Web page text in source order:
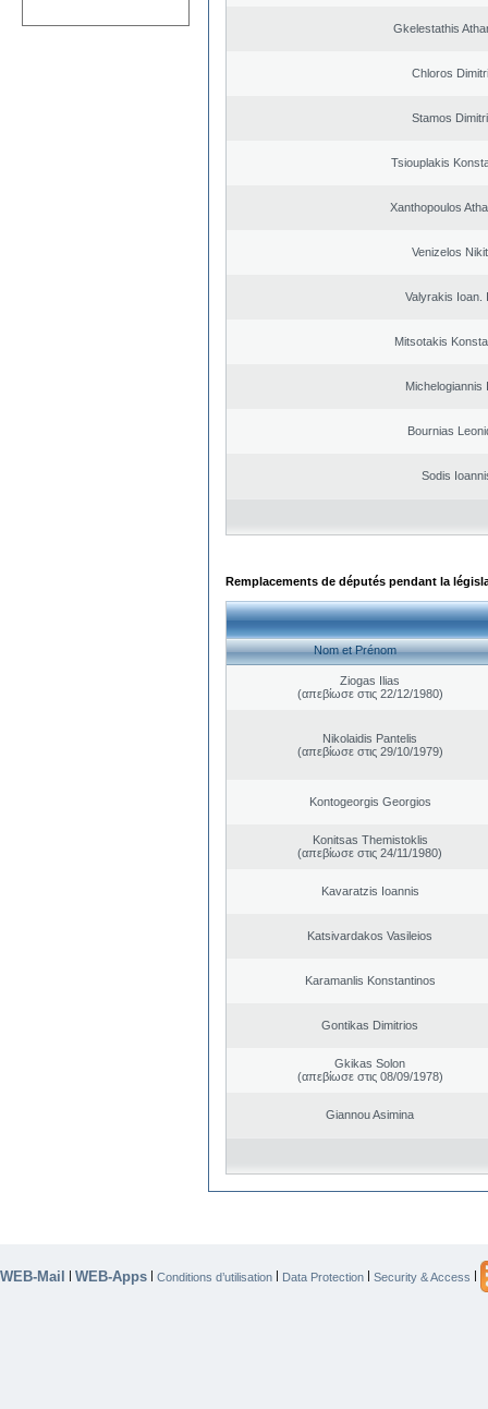
Gkelestathis
Chloros
Stamos
Tsiouplakis
Xanthopoulos
Venizelos
Valyrakis Ioan.
Mitsotakis
Michelogiannis
Bournias
Sodis
Remplacements de députés pendant la
Nom et Prénom
Ziogas Ilias
(απεβίωσε στις 22/12/1980)
Nikolaidis Pantelis
(απεβίωσε στις 29/10/1979)
Kontogeorgis Georgios
Konitsas Themistoklis
(απεβίωσε στις 24/11/1980)
Kavaratzis Ioannis
Katsivardakos Vasileios
Karamanlis Konstantinos
Gontikas Dimitrios
Gkikas Solon
(απεβίωσε στις 08/09/1978)
Giannou Asimina
WEB-Mail | WEB-Apps | Conditions d’utilisation | Data Protection | Security & Access |